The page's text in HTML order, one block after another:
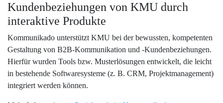
Kundenbeziehungen von KMU durch
interaktive Produkte
Kommunikado unterstützt KMU bei der bewussten, kompetenten
Gestaltung von B2B-Kommunikation und -Kundenbeziehungen.
Hierfür wurden Tools bzw. Musterlösungen entwickelt, die leicht
in bestehende Softwaresysteme (z. B. CRM, Projektmanagement)
integriert werden können.